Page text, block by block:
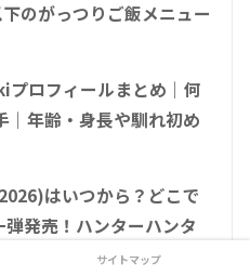
のがっつりご飯メニュー
プロフィールまとめ｜何
｜年齢・身長や馴れ初め
はいつから？どこで
発売！ハンターハンタ
などとコラボ
サイトマップ